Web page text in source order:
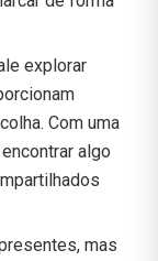
explorar
Com uma
algo
mas